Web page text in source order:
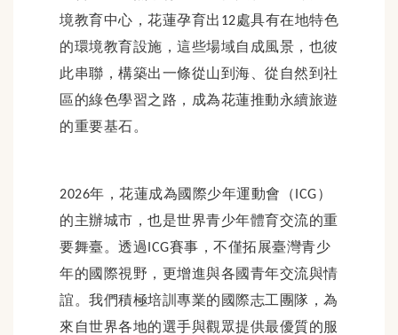
境教育中心，花蓮孕育出 12處具有在地特色
的環境教育設施，這些場域自成風景，也彼
此串聯，構築出一條從山到海、從自然到社
區的綠色學習之路，成為花蓮推動永續旅遊
的重要基石。
2026年，花蓮成為國際少年運動會（ ICG）
的主辦城市，也是世界青少年體育交流的重
要舞臺。透過 ICG賽事，不僅拓展臺灣青少
年的國際視野，更增進與各國青年交流與情
誼。我們積極培訓專業的國際志工團隊，為
來自世界各地的選手與觀眾提供最優質的服